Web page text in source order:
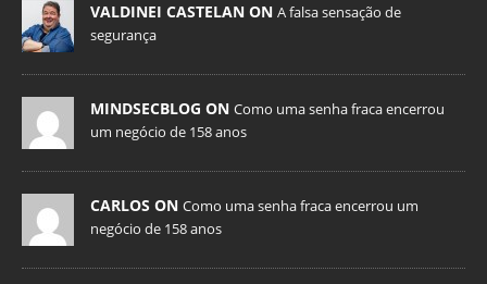
VALDINEI CASTELAN ON A falsa sensação de
segurança
MINDSECBLOG ON Como uma senha fraca encerrou
um negócio de 158 anos
CARLOS ON Como uma senha fraca encerrou um
negócio de 158 anos